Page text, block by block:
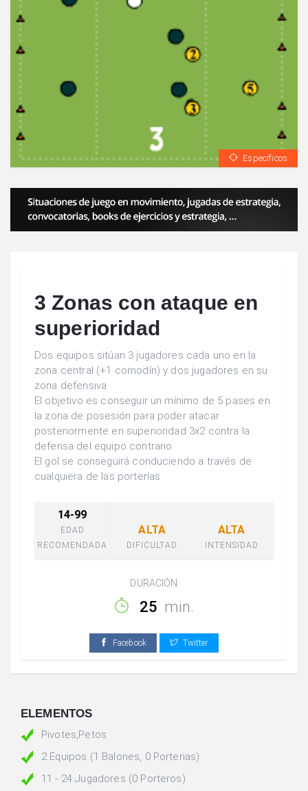
Específicos
3 Zonas con ataque en
superioridad
Dos equipos sitúan 3 jugadores cada uno en la
zona central (+1 comodín) y dos jugadores en su
zona defensiva
El objetivo es conseguir un mínimo de 5 pases en
la zona de posesión para poder atacar
posteriormente en superioridad 3x2 contra la
defensa del equipo contrario
El gol se conseguirá conduciendo a través de
cualquiera de las porterías
14-99
EDAD
RECOMENDADA
ALTA
DIFICULTAD
ALTA
INTENSIDAD
DURACIÓN
25 min.
Facebook Twitter
ELEMENTOS
Pivotes,Petos
2 Equipos (1 Balones, 0 Porterias)
11 - 24 Jugadores (0 Porteros)